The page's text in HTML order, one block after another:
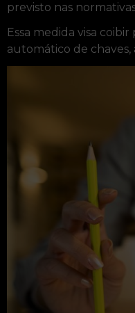
previsto nas
Essa medida visa
automático de chaves,